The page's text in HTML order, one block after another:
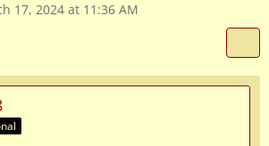
17, 2024 at 11:36 AM